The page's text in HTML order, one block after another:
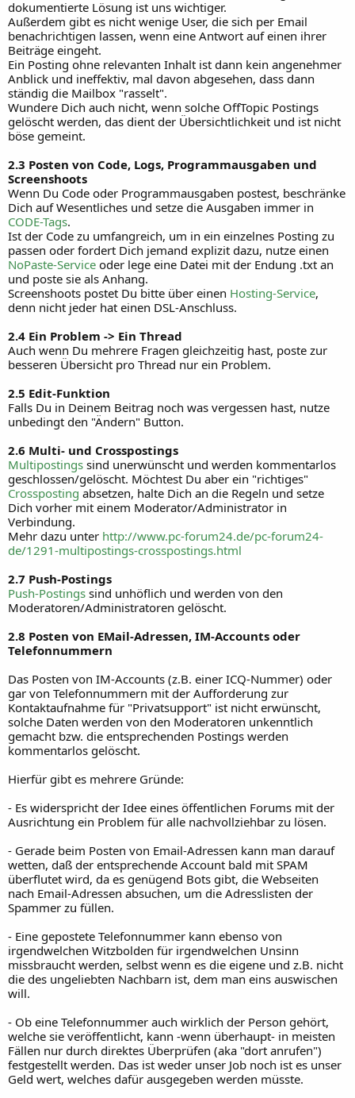
dokumentierte Lösung ist uns wichtiger.
Außerdem gibt es nicht wenige User, die sich per Email
benachrichtigen lassen, wenn eine Antwort auf einen ihrer
Beiträge eingeht.
Ein Posting ohne relevanten Inhalt ist dann kein angenehmer
Anblick und ineffektiv, mal davon abgesehen, dass dann
ständig die Mailbox "rasselt".
Wundere Dich auch nicht, wenn solche OffTopic Postings
gelöscht werden, das dient der Übersichtlichkeit und ist nicht
böse gemeint.
2.3 Posten von Code, Logs, Programmausgaben und
Screenshoots
Wenn Du Code oder Programmausgaben postest, beschränke
Dich auf Wesentliches und setze die Ausgaben immer in
CODE-Tags.
Ist der Code zu umfangreich, um in ein einzelnes Posting zu
passen oder fordert Dich jemand explizit dazu, nutze einen
NoPaste-Service oder lege eine Datei mit der Endung .txt an
und poste sie als Anhang.
Screenshoots postet Du bitte über einen Hosting-Service,
denn nicht jeder hat einen DSL-Anschluss.
2.4 Ein Problem -> Ein Thread
Auch wenn Du mehrere Fragen gleichzeitig hast, poste zur
besseren Übersicht pro Thread nur ein Problem.
2.5 Edit-Funktion
Falls Du in Deinem Beitrag noch was vergessen hast, nutze
unbedingt den "Ändern" Button.
2.6 Multi- und Crosspostings
Multipostings sind unerwünscht und werden kommentarlos
geschlossen/gelöscht. Möchtest Du aber ein "richtiges"
Crossposting absetzen, halte Dich an die Regeln und setze
Dich vorher mit einem Moderator/Administrator in
Verbindung.
Mehr dazu unter http://www.pc-forum24.de/pc-forum24-
de/1291-multipostings-crosspostings.html
2.7 Push-Postings
Push-Postings sind unhöflich und werden von den
Moderatoren/Administratoren gelöscht.
2.8 Posten von EMail-Adressen, IM-Accounts oder
Telefonnummern
Das Posten von IM-Accounts (z.B. einer ICQ-Nummer) oder
gar von Telefonnummern mit der Aufforderung zur
Kontaktaufnahme für "Privatsupport" ist nicht erwünscht,
solche Daten werden von den Moderatoren unkenntlich
gemacht bzw. die entsprechenden Postings werden
kommentarlos gelöscht.
Hierfür gibt es mehrere Gründe:
- Es widerspricht der Idee eines öffentlichen Forums mit der
Ausrichtung ein Problem für alle nachvollziehbar zu lösen.
- Gerade beim Posten von Email-Adressen kann man darauf
wetten, daß der entsprechende Account bald mit SPAM
überflutet wird, da es genügend Bots gibt, die Webseiten
nach Email-Adressen absuchen, um die Adresslisten der
Spammer zu füllen.
- Eine gepostete Telefonnummer kann ebenso von
irgendwelchen Witzbolden für irgendwelchen Unsinn
missbraucht werden, selbst wenn es die eigene und z.B. nicht
die des ungeliebten Nachbarn ist, dem man eins auswischen
will.
- Ob eine Telefonnummer auch wirklich der Person gehört,
welche sie veröffentlicht, kann -wenn überhaupt- in meisten
Fällen nur durch direktes Überprüfen (aka "dort anrufen")
festgestellt werden. Das ist weder unser Job noch ist es unser
Geld wert, welches dafür ausgegeben werden müsste.